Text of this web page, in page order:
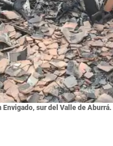
sur del Valle de Aburrá.